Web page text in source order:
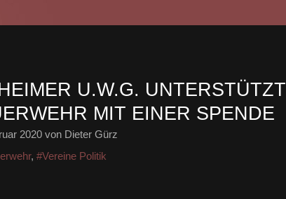
U.W.G. UNTERSTÜTZT
MIT EINER SPENDE
2020 von Dieter Gürz
, #Vereine Politik